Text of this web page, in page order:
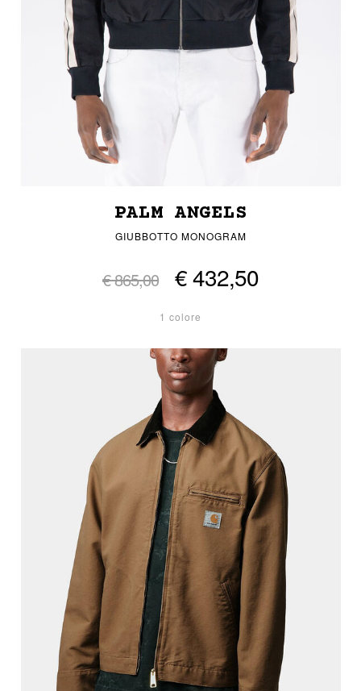
PALM ANGELS
GIUBBOTTO MONOGRAM
€ 865,00 € 432,50
1 colore